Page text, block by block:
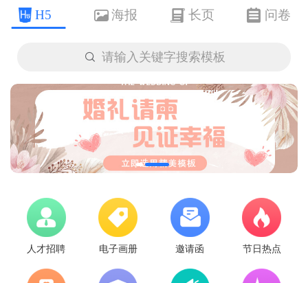
H5 海报 长页 问卷
 请输入关键字搜索模板
人才招聘 电子画册 邀请函 节日热点